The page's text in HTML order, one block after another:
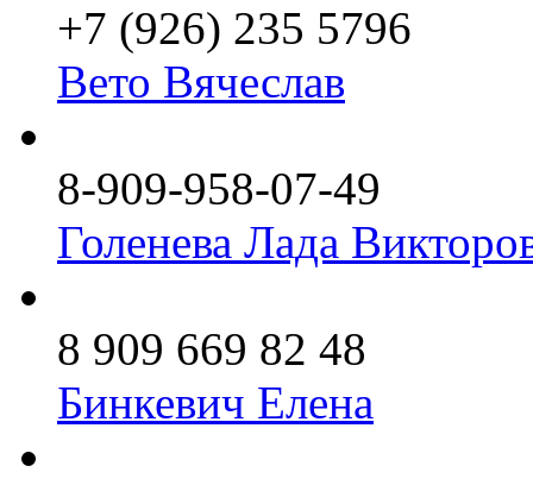
+7 (926) 235 5796
Вето Вячеслав
8-909-958-07-49
Голенева Лада
8 909 669 82 48
Бинкевич Елена